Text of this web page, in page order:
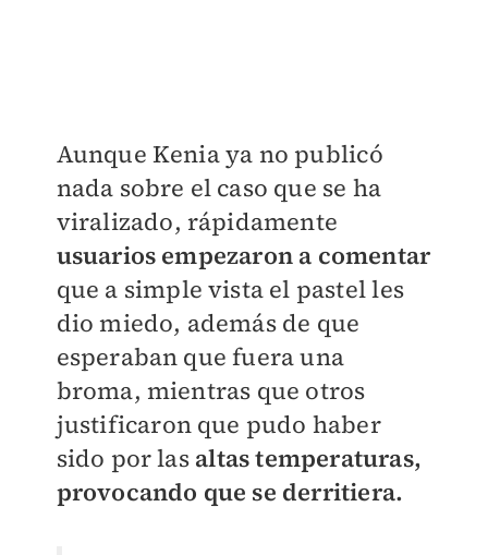
Aunque Kenia ya no publicó
nada sobre el caso que se ha
viralizado, rápidamente
usuarios empezaron a comentar
que a simple vista el pastel les
dio miedo, además de que
esperaban que fuera una
broma, mientras que otros
justificaron que pudo haber
sido por las altas temperaturas,
provocando que se derritiera.